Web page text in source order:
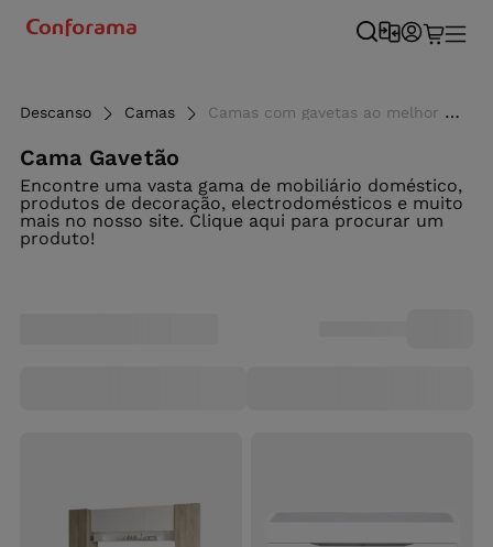
Descanso Camas Camas com gavetas ao melhor preço - Conforama
Cama Gavetão
Encontre uma vasta gama de mobiliário doméstico,
produtos de decoração, electrodomésticos e muito
mais no nosso site. Clique aqui para procurar um
produto!